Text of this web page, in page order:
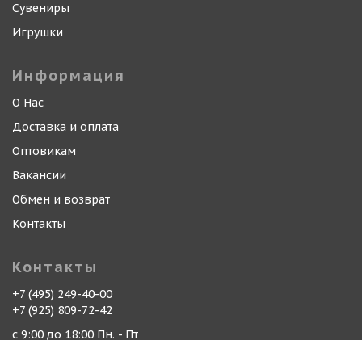
Сувениры
Игрушки
Информация
О Нас
Доставка и оплата
Оптовикам
Вакансии
Обмен и возврат
Контакты
Контакты
+7 (495) 249-40-00
+7 (925) 809-72-42
с 9:00 до 18:00 Пн. - Пт